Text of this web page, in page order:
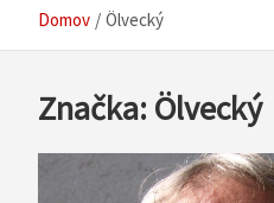
Domov Ölvecký
Značka: Ölvecký